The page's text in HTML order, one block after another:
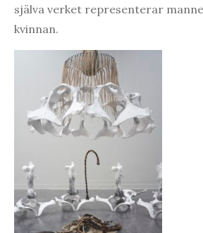
själva verket representerar
kvinnan.